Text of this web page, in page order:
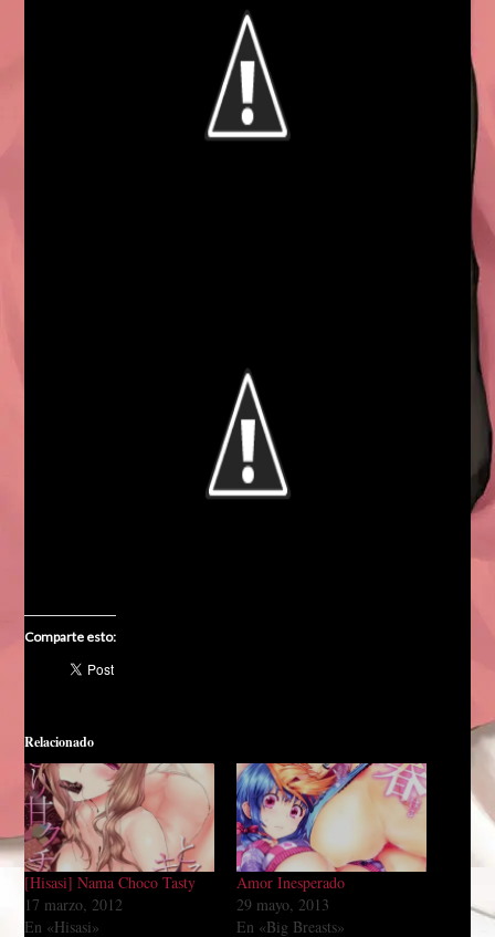
Comparte esto:
Relacionado
[Hisasi] Nama Choco Tasty
17 marzo, 2012
En «Hisasi»
Amor Inesperado
29 mayo, 2013
En «Big Breasts»